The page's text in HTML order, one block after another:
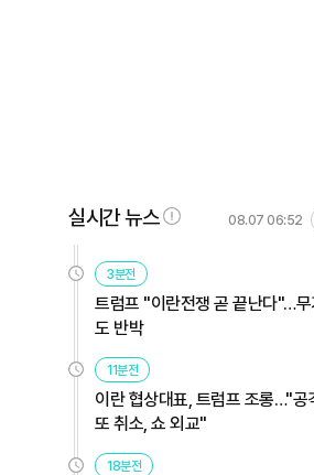
실시간 뉴스 08.07 06:52
3분전
트럼프 "이란전쟁 곧 끝난다"…무
도 반박
11분전
이란 협상대표, 트럼프 조롱…"공
또 취소, 쇼 외교"
18분전